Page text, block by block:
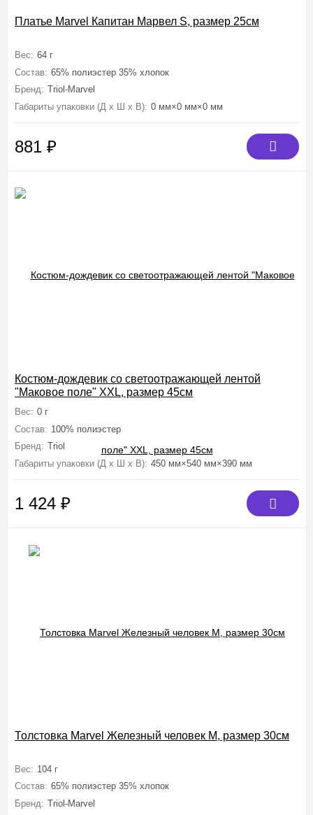
Платье Marvel Капитан Марвел S, размер 25см
Вес: 64 г
Состав: 65% полиэстер 35% хлопок
Бренд: Triol-Marvel
Габариты упаковки (Д х Ш х В): 0 мм×0 мм×0 мм
881 ₽
Костюм-дождевик со светоотражающей лентой
"Маковое поле" XXL, размер 45см
Вес: 0 г
Состав: 100% полиэстер
Бренд: Triol
Габариты упаковки (Д х Ш х В): 450 мм×540 мм×390 мм
1 424 ₽
Толстовка Marvel Железный человек M, размер 30см
Вес: 104 г
Состав: 65% полиэстер 35% хлопок
Бренд: Triol-Marvel